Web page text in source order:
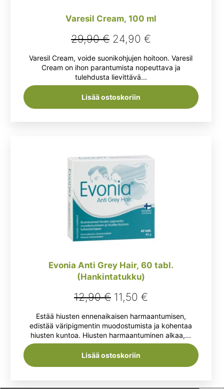
Varesil Cream, 100 ml
29,90€ Alkuperäinen
hinta
oli:
29,90 €.
24,90 €Nykyinen
hinta
on:
Varesil Cream, voide suonikohjujen hoitoon. Varesil
Cream on ihon parantumista nopeuttava ja
tulehdusta lievittävä...
Lisää ostoskoriin
Evonia Anti Grey Hair, 60 tabl.
(Hankintatukku)
12,90€ Alkuperäinen
hinta
oli:
12,90 €.
11,50 €Nykyinen
hinta
on:
11,50 €.
Estää hiusten ennenaikaisen harmaantumisen,
edistää väripigmentin muodostumista ja kohentaa
hiusten kuntoa. Hiusten harmaantuminen alkaa,...
Lisää ostoskoriin